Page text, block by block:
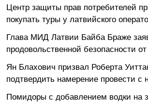
Центр защиты прав потребителей
покупать туры у латвийского
Глава МИД Латвии Байба Браже
продовольственной безопасности
Ян Блахович призвал Роберта
подтвердить намерение провести с
Помидоры с добавлением водки на